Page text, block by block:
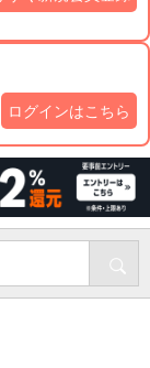
ログインはこちら